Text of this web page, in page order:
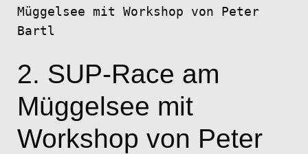
Müggelsee mit Workshop von Peter
Bartl
2. SUP-Race am
Müggelsee mit
Workshop von Peter